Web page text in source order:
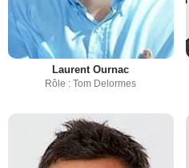
Laurent Ournac
Rôle : Tom Delormes